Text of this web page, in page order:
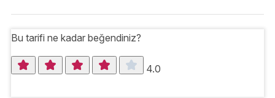
Bu tarifi ne kadar beğendiniz?
4.0